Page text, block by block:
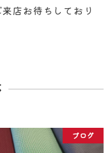
店お待ちしており
ブログ